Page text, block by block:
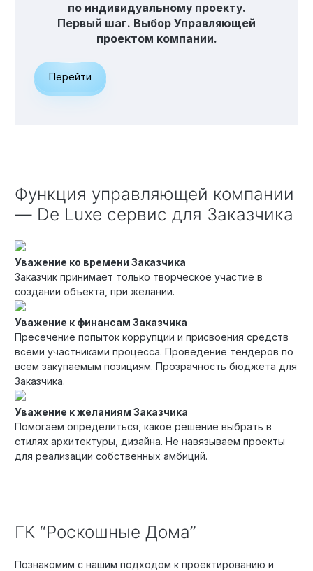
по индивидуальному проекту.
Первый шаг. Выбор Управляющей
проектом компании.
Перейти
Функция управляющей компании
— De Luxe сервис для Заказчика
Уважение ко времени Заказчика
Заказчик принимает только творческое участие в
создании объекта, при желании.
Уважение к финансам Заказчика
Пресечение попыток коррупции и присвоения средств
всеми участниками процесса. Проведение тендеров по
всем закупаемым позициям. Прозрачность бюджета для
Заказчика.
Уважение к желаниям Заказчика
Помогаем определиться, какое решение выбрать в
стилях архитектуры, дизайна. Не навязываем проекты
для реализации собственных амбиций.
ГК “Роскошные Дома”
Познакомим с нашим подходом к проектированию и